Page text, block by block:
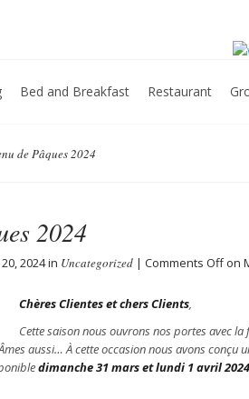
Bed and Breakfast Restaurant
de Pâques 2024
2024
2024 in Uncategorized | Comments Offon
Chères Clientes et chers Clients,
Cette saison nous ouvrons nos portes avec
aussi… À cette occasion nous avons conçu
dimanche 31 mars et lundi 1 avril